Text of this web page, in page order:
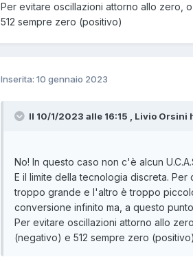
Per evitare oscillazioni attorno allo zero,
512 sempre zero (positivo)
Inserita: 10 gennaio 2023
Il 10/1/2023 alle 16:15 , Livio Orsini
No! In questo caso non c'è alcun
E il limite della tecnologia discreta.
troppo grande e l'altro è troppo
conversione infinito ma, a questo
Per evitare oscillazioni attorno allo
(negativo) e 512 sempre zero (positivo)